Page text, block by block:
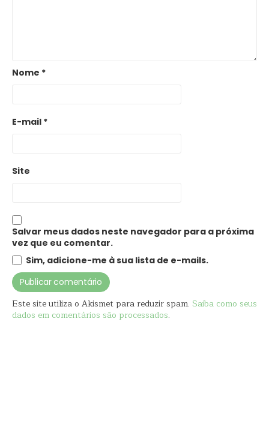
Nome *
E-mail *
Site
Salvar meus dados neste navegador para a próxima
vez que eu comentar.
Sim, adicione-me à sua lista de e-mails.
Este site utiliza o Akismet para reduzir spam. Saiba como seus
dados em comentários são processados.